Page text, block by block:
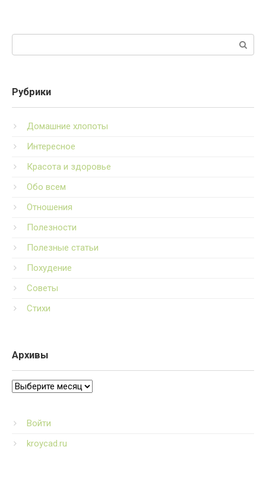
Поиск:
Рубрики
Домашние хлопоты
Интересное
Красота и здоровье
Обо всем
Отношения
Полезности
Полезные статьи
Похудение
Советы
Стихи
Архивы
Архивы
Войти
kroycad.ru